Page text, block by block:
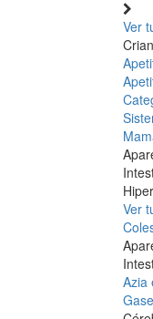
Ver
Ver
Azia